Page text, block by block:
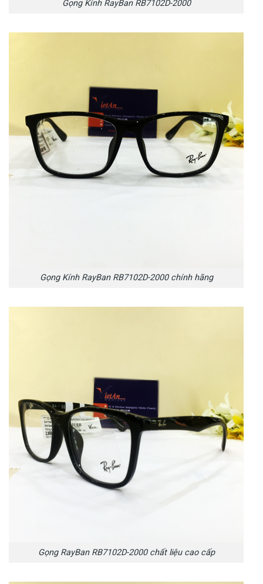
Gọng Kính RayBan RB7102D-2000
Gọng Kính RayBan RB7102D-2000 chính hãng
Gọng RayBan RB7102D-2000 chất liệu cao cấp